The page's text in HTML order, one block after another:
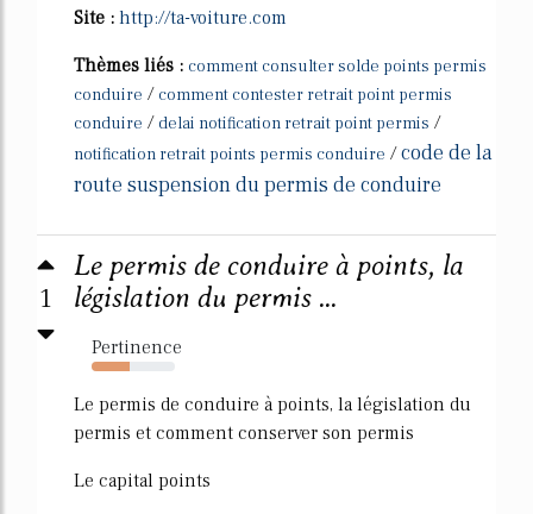
Site : http://ta-voiture.com
Thèmes liés : comment consulter solde points permis
conduire / comment contester retrait point permis
conduire / delai notification retrait point permis /
notification retrait points permis conduire /code de la
route suspension du permis de conduire
1
Le permis de conduire à points, la
législation du permis ...
Pertinence
46%
Le permis de conduire à points, la législation du
permis et comment conserver son permis
Le capital points